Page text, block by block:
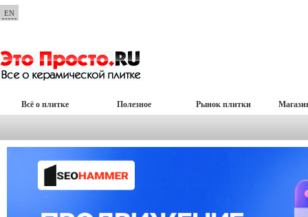
EN
Всё о плитке Полезное Рынок плитки